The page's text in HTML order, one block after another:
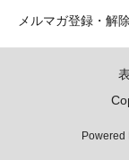
メルマガ登録・解除
Powered